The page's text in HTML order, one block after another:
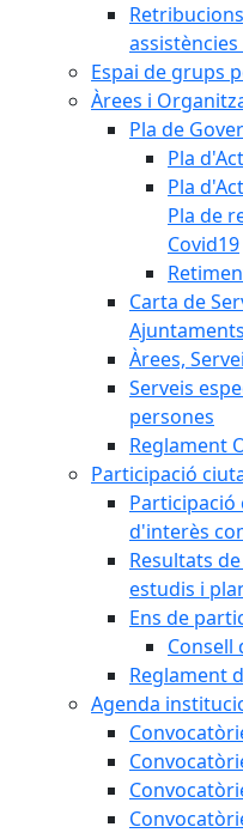
Espai de grups
Àrees i
Pla de
Pla
Pla
Pla de
Covid19
Carta de
Àrees,
Serveis
persones
Reglament
Participació
Participació
d'interès
Resultats
estudis i
Ens de
Consell
Reglament
Agenda